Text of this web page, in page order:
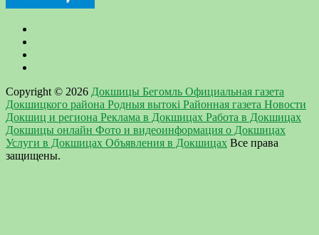
Copyright © 2026 Докшицы Бегомль Официальная газета
Докшицкого района Родныя вытокi Районная газета Новости
Докшиц и региона Реклама в Докшицах Работа в Докшицах
Докшицы онлайн Фото и видеоинформация о Докшицах
Услуги в Докшицах Объявления в Докшицах Все права
защищены.